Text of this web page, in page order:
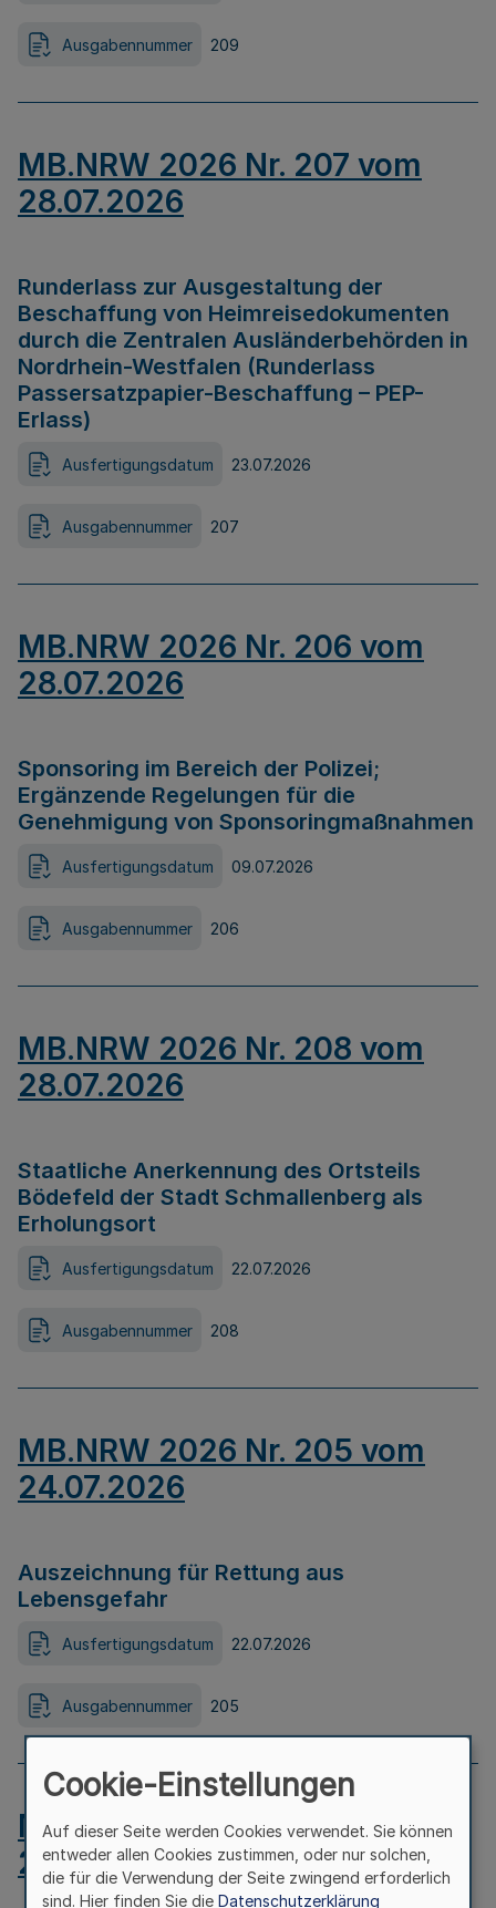
Ausgabennummer 209
MB.NRW 2026 Nr. 207 vom
28.07.2026
Runderlass zur Ausgestaltung der
Beschaffung von Heimreisedokumenten
durch die Zentralen Ausländerbehörden in
Nordrhein-Westfalen (Runderlass
Passersatzpapier-Beschaffung – PEP-
Erlass)
Ausfertigungsdatum 23.07.2026
Ausgabennummer 207
MB.NRW 2026 Nr. 206 vom
28.07.2026
Sponsoring im Bereich der Polizei;
Ergänzende Regelungen für die
Genehmigung von Sponsoringmaßnahmen
Ausfertigungsdatum 09.07.2026
Ausgabennummer 206
MB.NRW 2026 Nr. 208 vom
28.07.2026
Staatliche Anerkennung des Ortsteils
Bödefeld der Stadt Schmallenberg als
Erholungsort
Ausfertigungsdatum 22.07.2026
Ausgabennummer 208
MB.NRW 2026 Nr. 205 vom
24.07.2026
Auszeichnung für Rettung aus
Lebensgefahr
Ausfertigungsdatum 22.07.2026
Ausgabennummer 205
MB.NRW 2026 Nr. 204 vom
24.07.2026
Cookie-Einstellungen
Auf dieser Seite werden Cookies verwendet. Sie können
entweder allen Cookies zustimmen, oder nur solchen,
die für die Verwendung der Seite zwingend erforderlich
sind. Hier finden Sie die Datenschutzerklärung